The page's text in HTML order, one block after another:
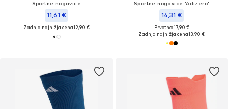
Športne nogavice
11,61 €
Zadnja najnižja cena12,90 €
Športne nogavice 'Adizero'
14,31 €
Prvotno: 17,90 €
Zadnja najnižja cena13,90 €